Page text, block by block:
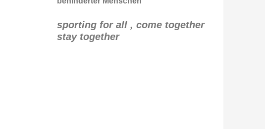
sporting for all , come together
stay together